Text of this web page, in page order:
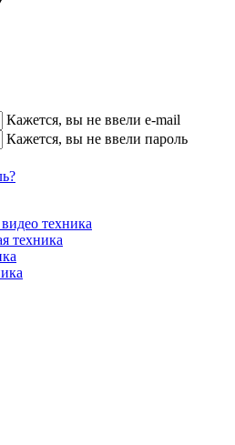
Кажется, вы не ввели e-mail
Кажется, вы не ввели пароль
техника
техника